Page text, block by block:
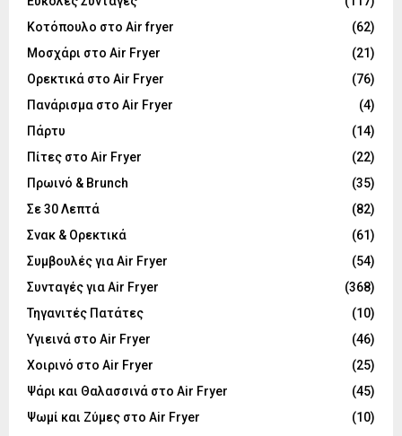
Κοτόπουλο στο Air fryer
(62)
Μοσχάρι στο Air Fryer
(21)
Ορεκτικά στο Air Fryer
(76)
Πανάρισμα στο Air Fryer
(4)
Πάρτυ
(14)
Πίτες στο Air Fryer
(22)
Πρωινό & Brunch
(35)
Σε 30 Λεπτά
(82)
Σνακ & Ορεκτικά
(61)
Συμβουλές για Air Fryer
(54)
Συνταγές για Air Fryer
(368)
Τηγανιτές Πατάτες
(10)
Υγιεινά στο Air Fryer
(46)
Χοιρινό στο Air Fryer
(25)
Ψάρι και Θαλασσινά στο Air Fryer
(45)
Ψωμί και Ζύμες στο Air Fryer
(10)